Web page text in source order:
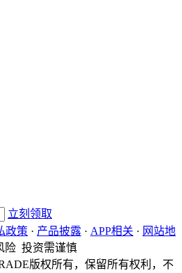
立刻领取
政策 · 产品披露 · APP相关 · 网站地
险 投资需谨慎
版权所有，保留所有权利，不